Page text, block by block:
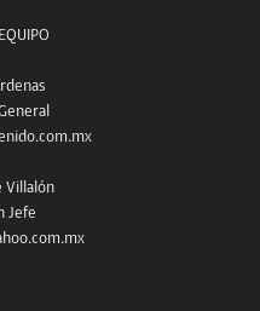
Villalón
Jefe